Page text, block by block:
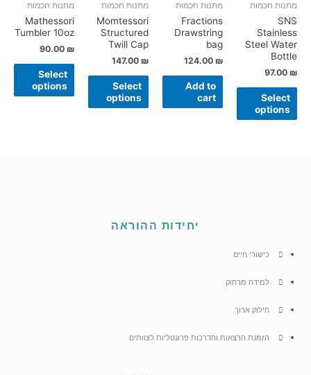
מתנות חכמות
SNS
Stainless
Steel Water
Bottle
97.00 ₪
Select
options
מתנות חכמות
Fractions
Drawstring
bag
124.00 ₪
Add to
cart
מתנות חכמות
Momtessori
Structured
Twill Cap
147.00 ₪
Select
options
מתנות חכמות
Mathessori
Tumbler 10oz
90.00 ₪
Select
options
יחידות ההוראה
כישורי חיים
למידה מרחוק
חילוק ארוך
הזמנת הרצאות והדרכות פרונטליות לצוותים